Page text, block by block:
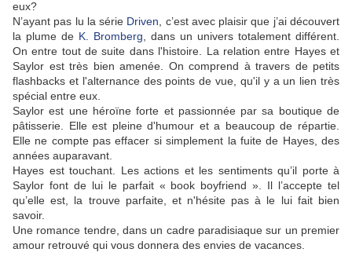
eux?
N’ayant pas lu la série Driven , c’est avec plaisir que j’ai découvert
la plume de K. Bromberg , dans un univers totalement différent.
On entre tout de suite dans l'histoire. La relation entre Hayes et
Saylor est très bien amenée. On comprend à travers de petits
flashbacks et l'alternance des points de vue, qu'il y a un lien très
spécial entre eux.
Saylor est une héroïne forte et passionnée par sa boutique de
pâtisserie. Elle est pleine d'humour et a beaucoup de répartie.
Elle ne compte pas effacer si simplement la fuite de Hayes, des
années auparavant.
Hayes est touchant. Les actions et les sentiments qu’il porte à
Saylor font de lui le parfait « book boyfriend ». Il l’accepte tel
qu’elle est, la trouve parfaite, et n'hésite pas à le lui fait bien
savoir.
Une romance tendre, dans un cadre paradisiaque sur un premier
amour retrouvé qui vous donnera des envies de vacances.